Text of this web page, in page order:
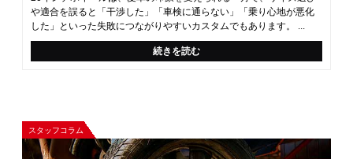
や適合を誤ると「干渉した」「車検に通らない」「乗り心地が悪化
した」といった失敗につながりやすいカスタムでもあります。 ...
続きを読む
スタッフコラム